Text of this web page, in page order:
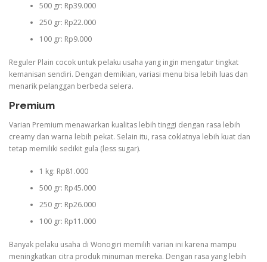
500 gr: Rp39.000
250 gr: Rp22.000
100 gr: Rp9.000
Reguler Plain cocok untuk pelaku usaha yang ingin mengatur tingkat
kemanisan sendiri. Dengan demikian, variasi menu bisa lebih luas dan
menarik pelanggan berbeda selera.
Premium
Varian Premium menawarkan kualitas lebih tinggi dengan rasa lebih
creamy dan warna lebih pekat. Selain itu, rasa coklatnya lebih kuat dan
tetap memiliki sedikit gula (less sugar).
1 kg: Rp81.000
500 gr: Rp45.000
250 gr: Rp26.000
100 gr: Rp11.000
Banyak pelaku usaha di Wonogiri memilih varian ini karena mampu
meningkatkan citra produk minuman mereka. Dengan rasa yang lebih